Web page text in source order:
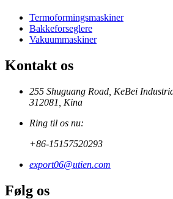
Termoformingsmaskiner
Bakkeforseglere
Vakuummaskiner
Kontakt os
255 Shuguang Road, KeBei
312081, Kina
Ring til os nu:
+86-15157520293
export06@utien.com
Følg os